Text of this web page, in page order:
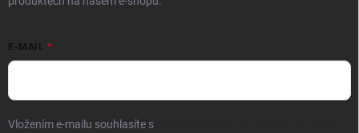
E-MAIL
Vložením e-mailu souhlasíte s